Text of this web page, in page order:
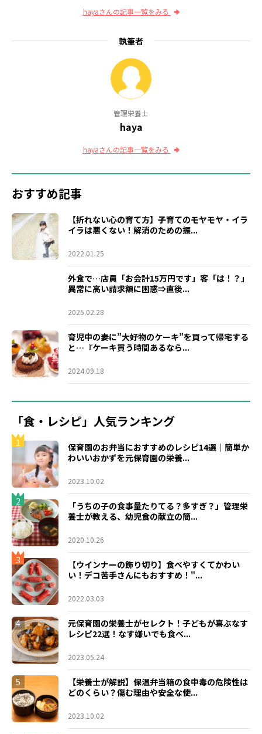
hayaさんの記事一覧をみる
執筆者
管理栄養士
haya
hayaさんの記事一覧をみる
おすすめ記事
【折れない心の育て方】子育てのモヤモヤ・イラ
イラは悪くない！解消のための振...
2022.01.25
外食で…店員「お会計15万円です」客「は！？」
異常に高い請求額に困惑⇒直後...
2025.02.28
育児中の妻に”大好物のケーキ”を買って帰宅する
と…『ケーキ買う時間あるなら...
2024.09.18
「食・レシピ」人気ランキング
1
保育園のお弁当におすすめのレシピ14選｜簡単か
わいいおかずを元保育園の栄養...
2023.10.02
2
「うちの子の食事量たりてる？多すぎ？」管理栄
養士が教える、幼児食の献立の簡...
2020.10.26
3
【ウインナーの飾り切り】食べやすくてかわい
い！デコ苦手さんにもおすすめ！"...
2022.03.03
4
元保育園の栄養士がセレクト！子どもが喜ぶなす
レシピ22選！なす嫌いでも食べ...
2023.05.24
5
【栄養士が解説】保温弁当箱の食中毒の危険性は
どのくらい？傷む理由や安全な使...
2023.10.02